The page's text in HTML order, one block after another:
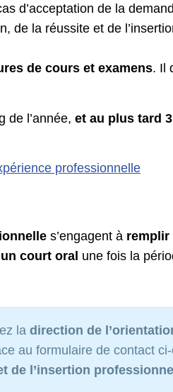
d’acceptation de la
de la réussite et de
de cours et examens. Il
de l’année, et au plus tard
professionnelle
s’engagent à remplir
court oral une fois la
la direction de
au formulaire de contact
de l’insertion